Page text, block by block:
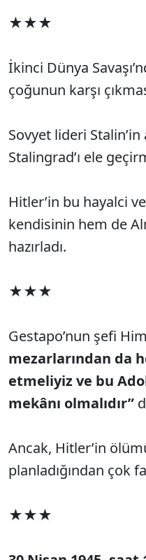
★★★
İkinci Dünya
çoğunun karşı
Sovyet lideri Stalin’in
Stalingrad’ı ele
Hitler’in bu hayalci
kendisinin hem de
hazırladı.
★★★
Gestapo’nun şefi
mezarlarından da
etmeliyiz ve bu
mekânı olmalıdır”
Ancak, Hitler’in
planladığından çok
★★★